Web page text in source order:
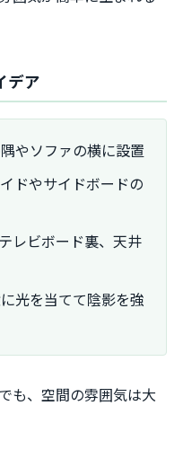
デア
やソファの横に設置
ドやサイドボードの
レビボード裏、天井
に光を当てて陰影を強
も、空間の雰囲気は大